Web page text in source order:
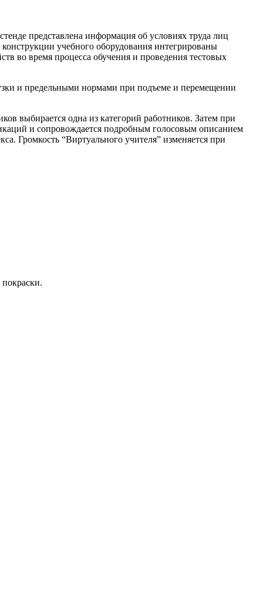
представлена информация об условиях труда лиц
учебного оборудования интегрированы
во время процесса обучения и проведения тестовых
и предельными нормами при подъеме и перемещении
выбирается одна из категорий работников. Затем при
и сопровождается подробным голосовым описанием
Громкость “Виртуального учителя” изменяется при